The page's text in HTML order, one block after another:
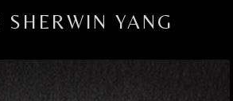
SHERWIN YANG